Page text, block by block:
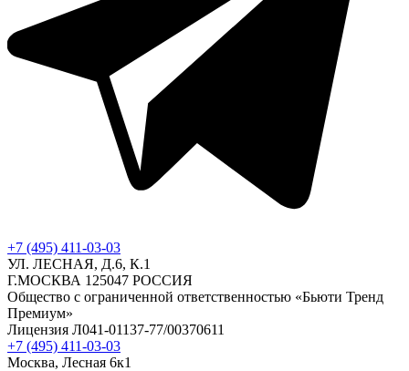
+7 (495) 411-03-03
УЛ. ЛЕСНАЯ, Д.6, К.1
Г.МОСКВА 125047 РОССИЯ
Общество с ограниченной ответственностью «Бьюти Тренд
Премиум»
Лицензия Л041-01137-77/00370611
+7 (495) 411-03-03
Москва, Лесная 6к1